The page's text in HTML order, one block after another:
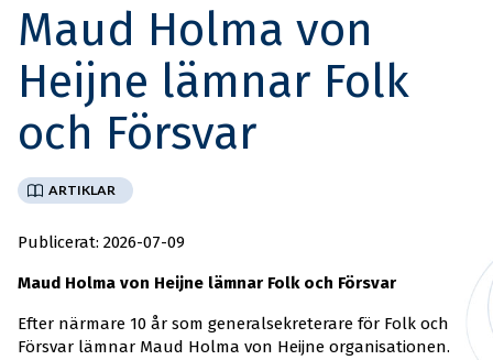
Maud Holma von
Heijne lämnar Folk
och Försvar
ARTIKLAR
Publicerat: 2026-07-09
Maud Holma von Heijne lämnar Folk och Försvar
Efter närmare 10 år som generalsekreterare för Folk och
Försvar lämnar Maud Holma von Heijne organisationen.